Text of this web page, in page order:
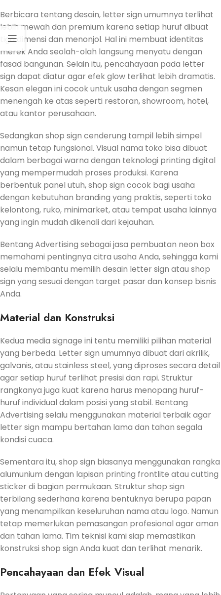
Berbicara tentang desain, letter sign umumnya terlihat
lebih mewah dan premium karena setiap huruf dibuat
tiga dimensi dan menonjol. Hal ini membuat identitas
merek Anda seolah-olah langsung menyatu dengan
fasad bangunan. Selain itu, pencahayaan pada letter
sign dapat diatur agar efek glow terlihat lebih dramatis.
Kesan elegan ini cocok untuk usaha dengan segmen
menengah ke atas seperti restoran, showroom, hotel,
atau kantor perusahaan.
Sedangkan shop sign cenderung tampil lebih simpel
namun tetap fungsional. Visual nama toko bisa dibuat
dalam berbagai warna dengan teknologi printing digital
yang mempermudah proses produksi. Karena
berbentuk panel utuh, shop sign cocok bagi usaha
dengan kebutuhan branding yang praktis, seperti toko
kelontong, ruko, minimarket, atau tempat usaha lainnya
yang ingin mudah dikenali dari kejauhan.
Bentang Advertising sebagai jasa pembuatan neon box
memahami pentingnya citra usaha Anda, sehingga kami
selalu membantu memilih desain letter sign atau shop
sign yang sesuai dengan target pasar dan konsep bisnis
Anda.
Material dan Konstruksi
Kedua media signage ini tentu memiliki pilihan material
yang berbeda. Letter sign umumnya dibuat dari akrilik,
galvanis, atau stainless steel, yang diproses secara detail
agar setiap huruf terlihat presisi dan rapi. Struktur
rangkanya juga kuat karena harus menopang huruf-
huruf individual dalam posisi yang stabil. Bentang
Advertising selalu menggunakan material terbaik agar
letter sign mampu bertahan lama dan tahan segala
kondisi cuaca.
Sementara itu, shop sign biasanya menggunakan rangka
alumunium dengan lapisan printing frontlite atau cutting
sticker di bagian permukaan. Struktur shop sign
terbilang sederhana karena bentuknya berupa papan
yang menampilkan keseluruhan nama atau logo. Namun
tetap memerlukan pemasangan profesional agar aman
dan tahan lama. Tim teknisi kami siap memastikan
konstruksi shop sign Anda kuat dan terlihat menarik.
Pencahayaan dan Efek Visual